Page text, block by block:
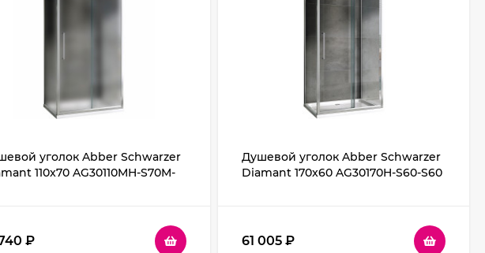
уголок Abber Schwarzer
110x70 AG30110MH-S70M-
₽
Душевой уголок Abber Schwarzer
Diamant 170x60 AG30170H-S60-S60
61 005 ₽